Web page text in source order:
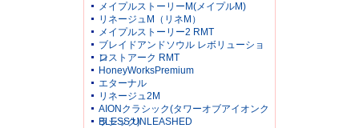
メイプルストーリーM(メイプルM)
リネージュM（リネM）
メイプルストーリー2 RMT
ブレイドアンドソウル レボリューショ
ン
ロストアーク RMT
HoneyWorksPremium
エターナル
リネージュ2M
AIONクラシック(タワーオブアイオンク
ラシック)
BLESS UNLEASHED